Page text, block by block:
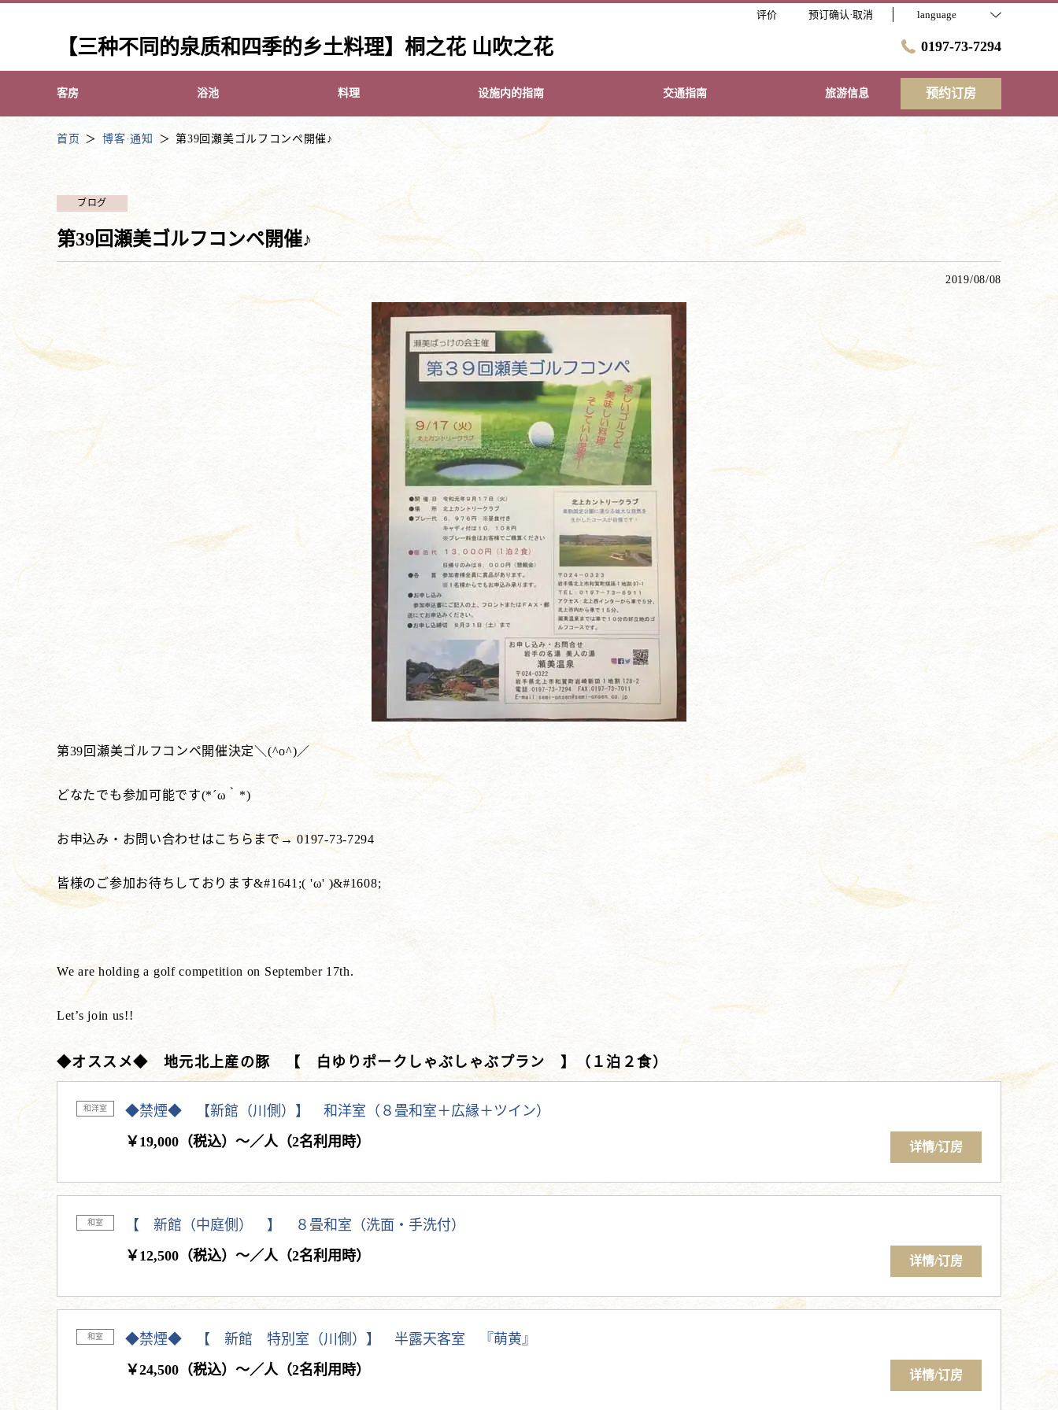
评价 预订确认·取消 language
【三种不同的泉质和四季的乡土料理】桐之花 山吹之花 0197-73-7294
客房 浴池 料理 设施内的指南 交通指南 旅游信息 预约订房
首页 博客·通知 第39回瀬美ゴルフコンペ開催♪
ブログ
第39回瀬美ゴルフコンペ開催♪
2019/08/08
第39回瀬美ゴルフコンペ開催決定＼(^o^)／
どなたでも参加可能です(*´ω｀*)
お申込み・お問い合わせはこちらまで→ 0197-73-7294
皆様のご参加お待ちしております&#1641;( 'ω' )&#1608;
We are holding a golf competition on September 17th.
Let’s join us!!
◆オススメ◆ 地元北上産の豚 【 白ゆりポークしゃぶしゃぶプラン 】（１泊２食）
和洋室
◆禁煙◆ 【新館（川側）】 和洋室（８畳和室＋広縁＋ツイン）
￥19,000（税込）～／人（2名利用時）
详情/订房
和室
【 新館（中庭側） 】 ８畳和室（洗面・手洗付）
￥12,500（税込）～／人（2名利用時）
详情/订房
和室
◆禁煙◆ 【 新館 特別室（川側）】 半露天客室 『萌黄』
￥24,500（税込）～／人（2名利用時）
详情/订房